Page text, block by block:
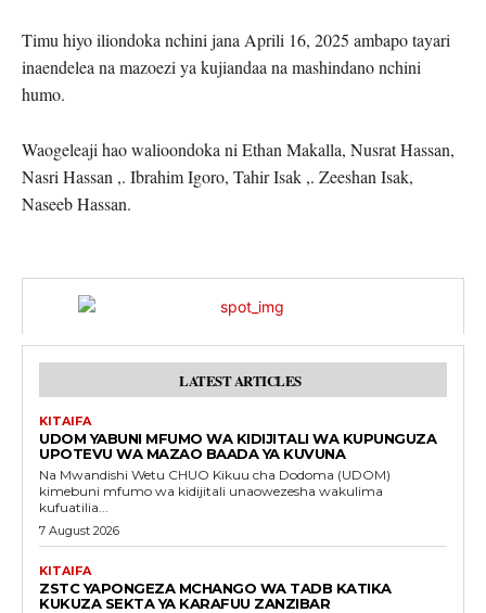
Timu hiyo iliondoka nchini jana Aprili 16, 2025 ambapo tayari
inaendelea na mazoezi ya kujiandaa na mashindano nchini
humo.
Waogeleaji hao walioondoka ni Ethan Makalla, Nusrat Hassan,
Nasri Hassan ,. Ibrahim Igoro, Tahir Isak ,. Zeeshan Isak,
Naseeb Hassan.
LATEST ARTICLES
KITAIFA
UDOM YABUNI MFUMO WA KIDIJITALI WA KUPUNGUZA
UPOTEVU WA MAZAO BAADA YA KUVUNA
Na Mwandishi Wetu CHUO Kikuu cha Dodoma (UDOM)
kimebuni mfumo wa kidijitali unaowezesha wakulima
kufuatilia...
7 August 2026
KITAIFA
ZSTC YAPONGEZA MCHANGO WA TADB KATIKA
KUKUZA SEKTA YA KARAFUU ZANZIBAR